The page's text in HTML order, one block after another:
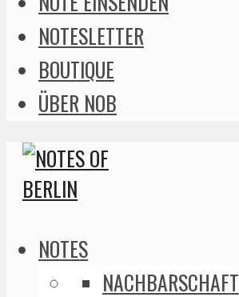
NOTESLETTER
BOUTIQUE
ÜBER NOB
NOTES
NACHBARSCHAFT